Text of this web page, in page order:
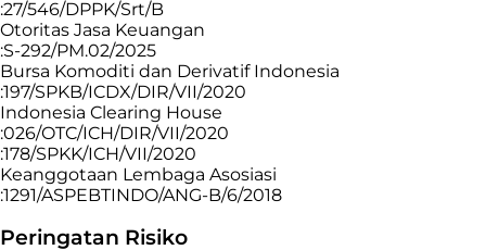
:27/546/DPPK/Srt/B
Otoritas Jasa Keuangan
:S-292/PM.02/2025
Bursa Komoditi dan Derivatif Indonesia
:197/SPKB/ICDX/DIR/VII/2020
Indonesia Clearing House
:026/OTC/ICH/DIR/VII/2020
:178/SPKK/ICH/VII/2020
Keanggotaan Lembaga Asosiasi
:1291/ASPEBTINDO/ANG-B/6/2018
Peringatan Risiko